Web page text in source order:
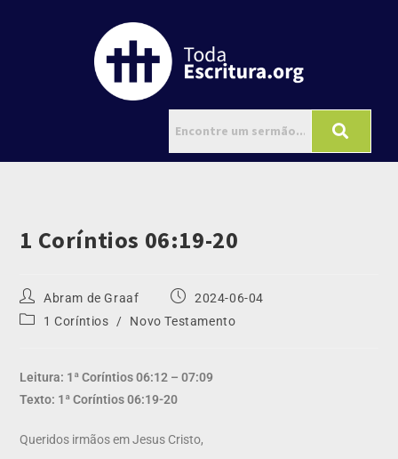
1 Coríntios 06:19-20
Abram de Graaf
2024-06-04
1 Coríntios
/ Novo Testamento
Leitura: 1ª Coríntios 06:12 – 07:09
Texto: 1ª Coríntios 06:19-20
Queridos irmãos em Jesus Cristo,